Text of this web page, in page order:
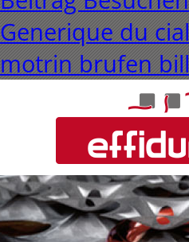
Generique du
motrin brufen